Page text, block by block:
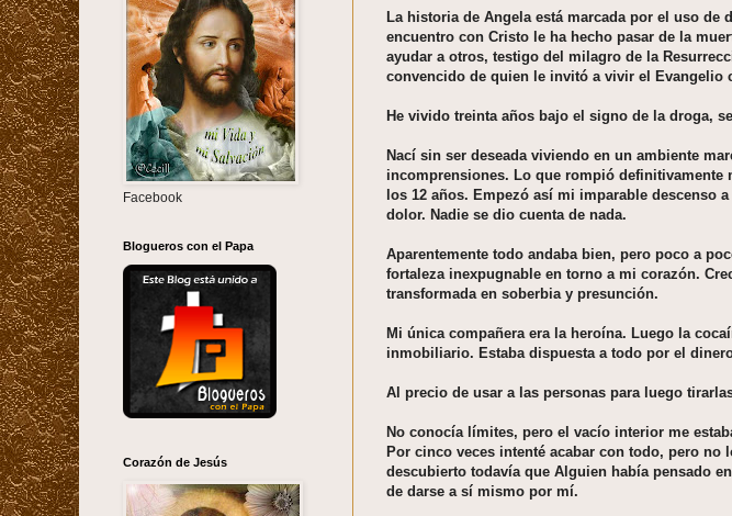
La historia de Angela está marcada por el uso
encuentro con Cristo le ha hecho pasar de la
ayudar a otros, testigo del milagro de la
convencido de quien le invitó a vivir el Evangelio
He vivido treinta años bajo el signo de la droga,
Nací sin ser deseada viviendo en un ambiente
incomprensiones. Lo que rompió
los 12 años. Empezó así mi imparable descenso
dolor. Nadie se dio cuenta de nada.
Aparentemente todo andaba bien, pero poco a
fortaleza inexpugnable en torno a mi corazón.
transformada en soberbia y presunción.
Mi única compañera era la heroína. Luego la
inmobiliario. Estaba dispuesta a todo por el
Al precio de usar a las personas para luego
No conocía límites, pero el vacío interior me
Por cinco veces intenté acabar con todo, pero
descubierto todavía que Alguien había pensado
de darse a sí mismo por mí.
Facebook
Blogueros con el Papa
Corazón de Jesús